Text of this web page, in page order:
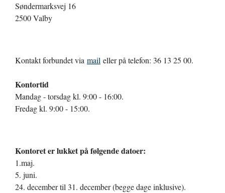
Søndermarksvej 16
2500 Valby
Kontakt forbundet via mail eller på telefon: 36 13 25 00.
Kontortid
Mandag - torsdag kl. 9:00 - 16:00.
Fredag kl. 9:00 - 15:00.
Kontoret er lukket på følgende datoer:
1.maj.
5. juni.
24. december til 31. december (begge dage inklusive).